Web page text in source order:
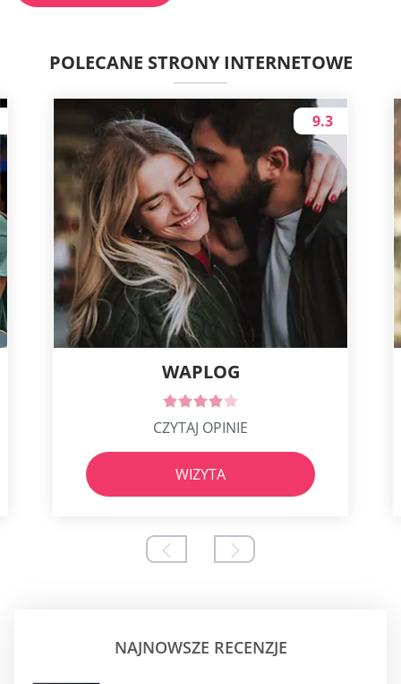
POLECANE STRONY INTERNETOWE
WAPLOG
9.3
CZYTAJ OPINIE
WIZYTA
NAJNOWSZE RECENZJE